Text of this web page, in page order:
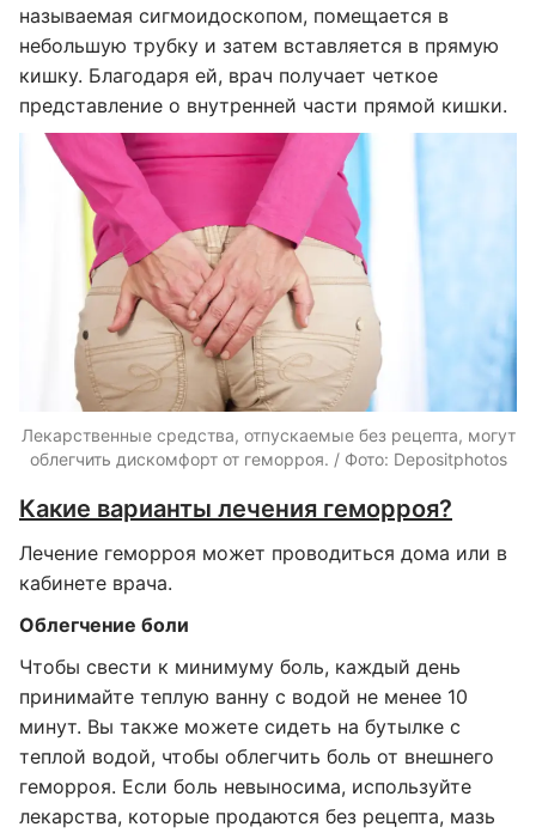
называемая сигмоидоскопом, помещается в
небольшую трубку и затем вставляется в прямую
кишку. Благодаря ей, врач получает четкое
представление о внутренней части прямой кишки.
Лекарственные средства, отпускаемые без рецепта, могут
облегчить дискомфорт от геморроя. / Фото: Depositphotos
Какие варианты лечения геморроя?
Лечение геморроя может проводиться дома или в
кабинете врача.
Облегчение боли
Чтобы свести к минимуму боль, каждый день
принимайте теплую ванну с водой не менее 10
минут. Вы также можете сидеть на бутылке с
теплой водой, чтобы облегчить боль от внешнего
геморроя. Если боль невыносима, используйте
лекарства, которые продаются без рецепта, мазь